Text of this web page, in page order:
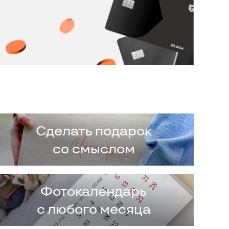
Сделать подарок
со смыслом
Фотокалендарь
с любого месяца